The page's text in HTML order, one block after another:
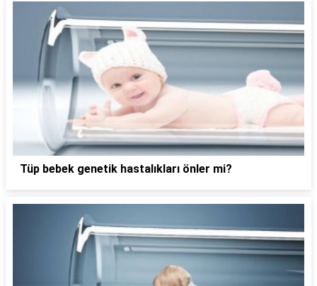
Tüp bebek genetik hastalıkları önler mi?